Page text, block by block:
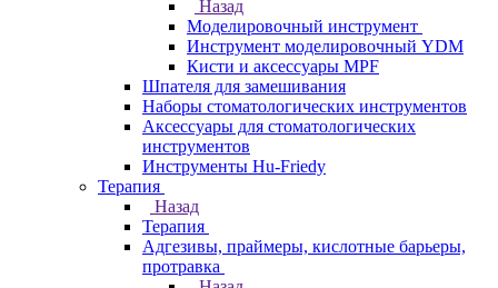
Назад
Моделировочный инструмент
Инструмент моделировочный YDM
Кисти и аксессуары MPF
Шпателя для замешивания
Наборы стоматологических инструментов
Аксессуары для стоматологических
инструментов
Инструменты Hu-Friedy
Терапия
Назад
Терапия
Адгезивы, праймеры, кислотные барьеры,
протравка